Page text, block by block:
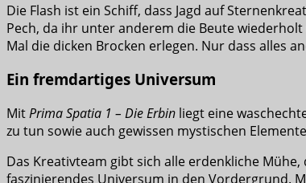
Die Flash ist ein Schiff, dass Jagd auf
Pech, da ihr unter anderem die Beute
Mal die dicken Brocken erlegen. Nur dass alles
Ein fremdartiges Universum
MitPrima Spatia 1 – Die Erbin liegt eine
zu tun sowie auch gewissen mystischen
Das Kreativteam gibt sich alle erdenkliche
faszinierendes Universum in den Vordergrund.